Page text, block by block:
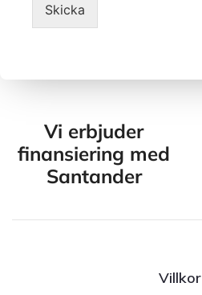
Skicka
Vi erbjuder
finansiering med
Santander
Villkor